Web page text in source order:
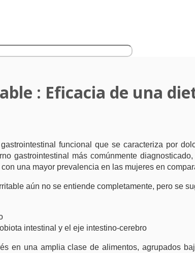
: Eficacia de una
funcional que se caracteriza por
gastrointestinal más comúnmente
una mayor prevalencia en las mujeres en
aún no se entiende completamente, pero se
intestinal y el eje intestino-cerebro
en una amplia clase de alimentos, agrupados